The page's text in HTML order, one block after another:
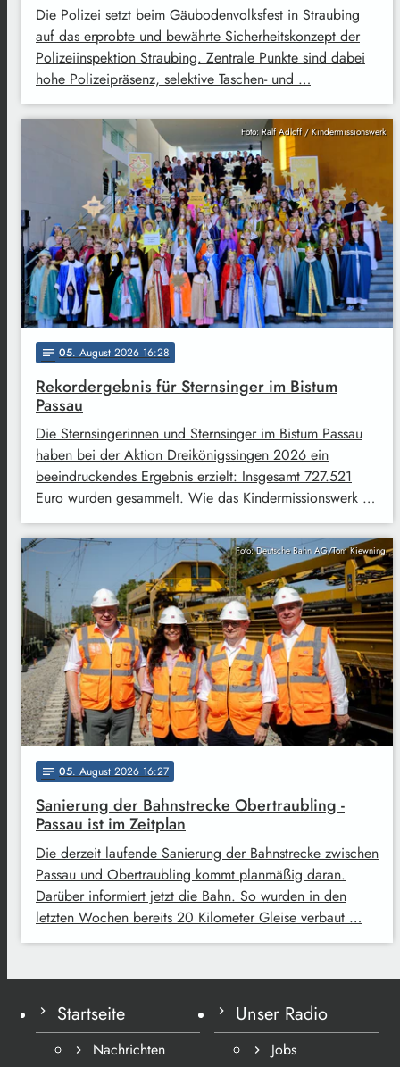
Die Polizei setzt beim Gäubodenvolksfest in Straubing
auf das erprobte und bewährte Sicherheitskonzept der
Polizeiinspektion Straubing. Zentrale Punkte sind dabei
hohe Polizeipräsenz, selektive Taschen- und …
Foto: Ralf Adloff / Kindermissionswerk
notes 05. August 2026 16:28
Rekordergebnis für Sternsinger im Bistum
Passau
Die Sternsingerinnen und Sternsinger im Bistum Passau
haben bei der Aktion Dreikönigssingen 2026 ein
beeindruckendes Ergebnis erzielt: Insgesamt 727.521
Euro wurden gesammelt. Wie das Kindermissionswerk …
Foto: Deutsche Bahn AG/Tom Kiewning
notes 05. August 2026 16:27
Sanierung der Bahnstrecke Obertraubling -
Passau ist im Zeitplan
Die derzeit laufende Sanierung der Bahnstrecke zwischen
Passau und Obertraubling kommt planmäßig daran.
Darüber informiert jetzt die Bahn. So wurden in den
letzten Wochen bereits 20 Kilometer Gleise verbaut …
Startseite
Nachrichten
Unser Radio
Jobs